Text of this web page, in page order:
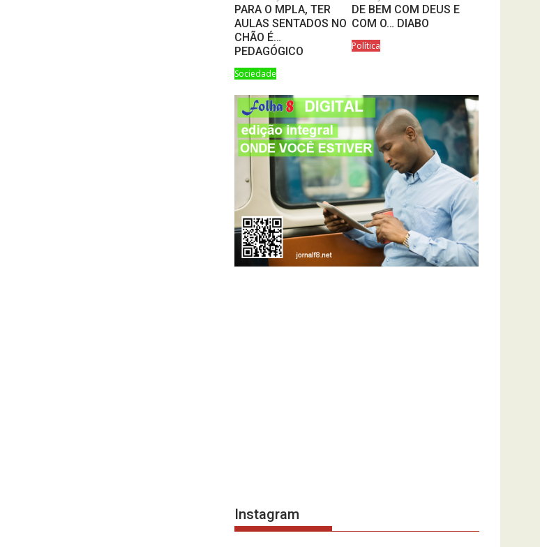
PARA O MPLA, TER
AULAS SENTADOS NO
CHÃO É…
PEDAGÓGICO
Sociedade
DE BEM COM DEUS E
COM O… DIABO
Política
Instagram